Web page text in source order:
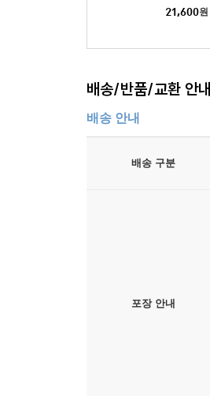
21,600원
배송/반품/교환 안내
배송 안내
배송 구분
포장 안내